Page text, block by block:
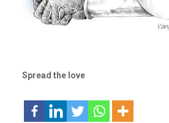
Spread the love